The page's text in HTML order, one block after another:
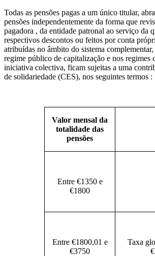
Todas as pensões pagas a um único titular,
pensões independentemente da forma que
pagadora , da entidade patronal ao serviço da
respectivos descontos ou feitos por conta
atribuídas no âmbito do sistema
regime público de capitalização e nos regimes
iniciativa colectiva, ficam sujeitas a uma
de solidariedade (CES), nos seguintes termos :
Valor mensal da
totalidade das
pensões
Entre €1350 e
€1800
Entre €1800,01 e
€3750
Taxa